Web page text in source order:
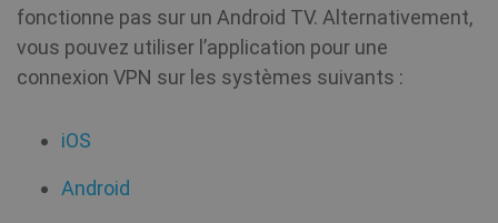
fonctionne pas sur un Android TV. Alternativement,
vous pouvez utiliser l’application pour une
connexion VPN sur les systèmes suivants :
iOS
Android